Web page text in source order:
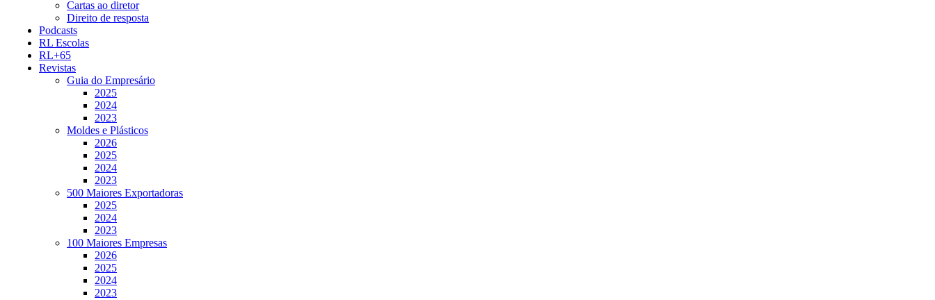
Cartas ao diretor
Direito de resposta
Podcasts
RL Escolas
RL+65
Revistas
Guia do Empresário
2025
2024
2023
Moldes e Plásticos
2026
2025
2024
2023
500 Maiores Exportadoras
2025
2024
2023
100 Maiores Empresas
2026
2025
2024
2023